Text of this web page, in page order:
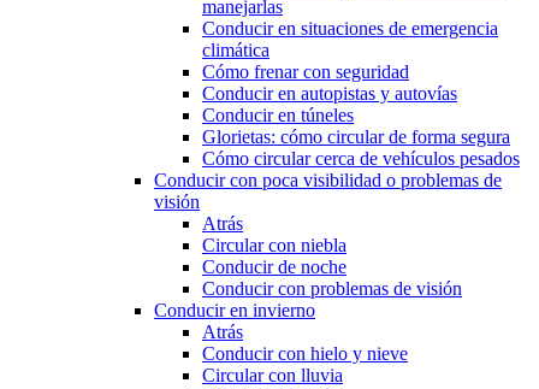
manejarlas
Conducir en situaciones de emergencia
climática
Cómo frenar con seguridad
Conducir en autopistas y autovías
Conducir en túneles
Glorietas: cómo circular de forma segura
Cómo circular cerca de vehículos pesados
Conducir con poca visibilidad o problemas de
visión
Atrás
Circular con niebla
Conducir de noche
Conducir con problemas de visión
Conducir en invierno
Atrás
Conducir con hielo y nieve
Circular con lluvia